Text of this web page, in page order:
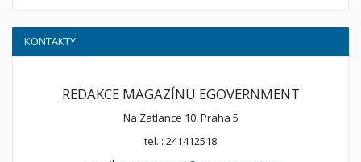
KONTAKTY
REDAKCE MAGAZÍNU EGOVERNMENT
Na Zatlance 10, Praha 5
tel. : 241412518